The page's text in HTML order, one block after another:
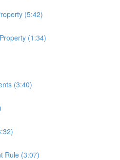
(5:42)
(1:34)
(3:40)
Rule (3:07)